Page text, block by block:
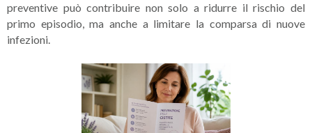
preventive può contribuire non solo a ridurre il rischio del
primo episodio, ma anche a limitare la comparsa di nuove
infezioni.